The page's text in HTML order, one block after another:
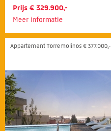
Prijs € 329.900,-
Meer informatie
Appartement Torremolinos € 377.000,-